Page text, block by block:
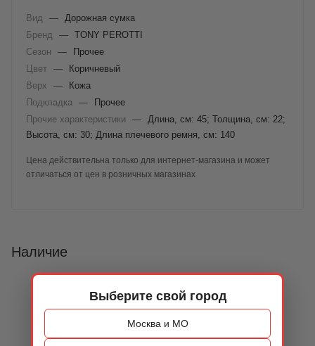
Выберите свой город
Москва и МО
Вид —
Дорожная сумка
Бренд
— TONY PEROTTI
Сезон
—
Прочее
Цвет —
Коричневый
Верх
—
Кожа
Подкладка
—
Прочее
Прочие характеристики
—
Длина, см: 45; Толщина, см: 22;
Высота, см: 30; Длина плечевого ремня, см: 140
Цена действительна только для интернет-магазина и может
отличаться от цен в розничных магазинах
Наличие